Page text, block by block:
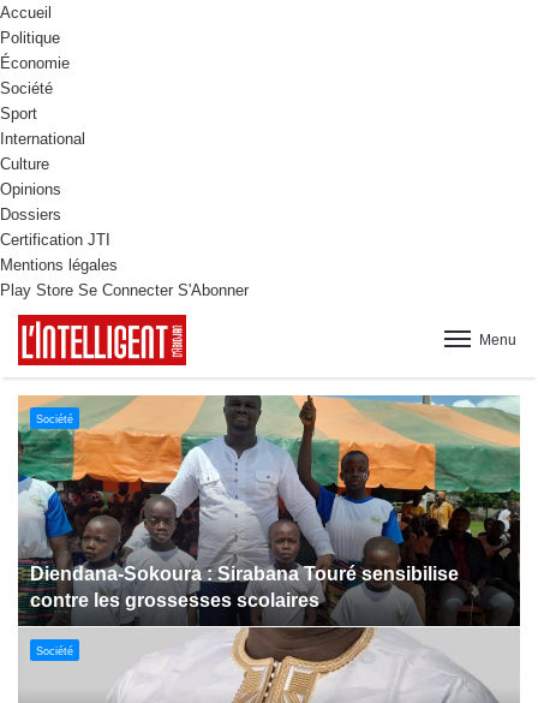
Accueil
Politique
Économie
Société
Sport
International
Culture
Opinions
Dossiers
Certification JTI
Mentions légales
Play Store Se Connecter S'Abonner
Menu
Culture
Dabakala:Le festival FEMUDA 2.0 dévoile des
innovations porteuses d’espoir pour la jeunesse
Sport